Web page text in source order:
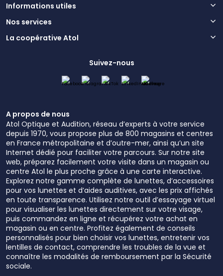
Informations utiles
Nos services
La coopérative Atol
Suivez-nous
A propos de nous
Atol Optique et Audition, réseau d’experts à votre service
depuis 1970, vous propose plus de 800 magasins et centres
en France métropolitaine et d’outre-mer, ainsi qu’un site
Internet dédié pour faciliter votre parcours. Sur notre site
web, préparez facilement votre visite dans un magasin ou
centre Atol le plus proche grâce à une carte interactive.
Explorez notre gamme complète de lunettes, d’accessoires
pour vos lunettes et d’aides auditives, avec les prix affichés
en toute transparence. Utilisez notre outil d’essayage virtuel
pour visualiser les lunettes directement sur votre visage,
puis commandez en ligne et récupérez votre achat en
magasin ou en centre. Profitez également de conseils
personnalisés pour bien choisir vos lunettes, entretenir vos
lentilles de contact, comprendre les troubles de la vue et
connaître les modalités de remboursement par la Sécurité
sociale.